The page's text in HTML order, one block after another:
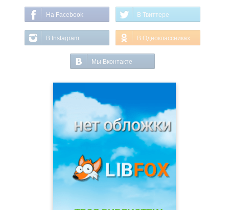
На Facebook В Твиттере
В Instagram В Одноклассниках
Мы Вконтакте